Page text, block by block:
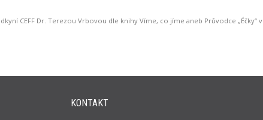
CEFF Dr. Terezou Vrbovou dle knihy Víme, co jíme aneb Průvodce „Éčky“
KONTAKT